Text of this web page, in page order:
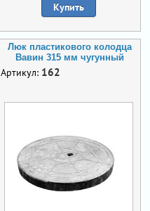
Купить
Люк пластикового колодца
Вавин 315 мм чугунный
Артикул: 162